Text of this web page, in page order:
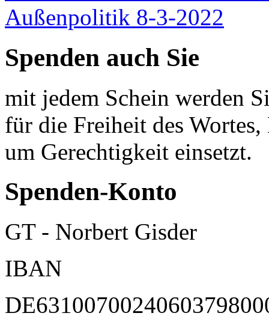
Außenpolitik 8-3-2022
Spenden auch Sie
mit jedem Schein werden
für die Freiheit des
um Gerechtigkeit einsetzt.
Spenden-Konto
GT - Norbert Gisder
IBAN